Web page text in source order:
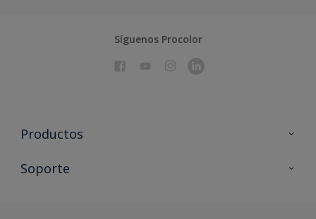
Síguenos Procolor
Productos
Todos los productos
Soporte